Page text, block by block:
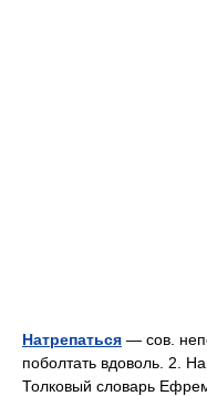
Натрепаться — сов.
поболтать вдоволь. 2.
Толковый словарь